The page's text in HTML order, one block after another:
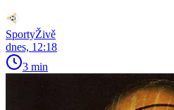
SportyŽivě
dnes, 12:18
3 min